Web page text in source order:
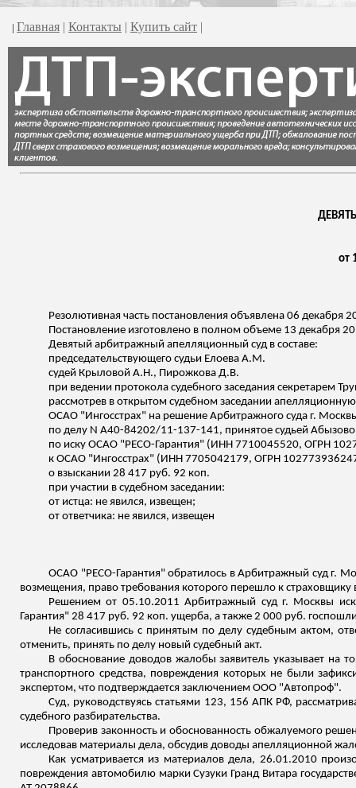
| Главная | Контакты | Купить сайт |
от
Резолютивная часть постановления объявлена 06 декабря
Постановление изготовлено в полном объеме 13 декабря
Девятый арбитражный апелляционный суд в составе:
председательствующего судьи Елоева А.М.
судей Крыловой А.Н., Пирожкова Д.В.
при ведении протокола судебного заседания секретарем
рассмотрев в открытом судебном заседании
ОСАО "Ингосстрах" на решение Арбитражного суда г.
по делу N А40-84202/11-137-141, принятое судьей
по иску ОСАО "РЕСО-Гарантия" (ИНН 7710045520, ОГРН
к ОСАО "Ингосстрах" (ИНН 7705042179, ОГРН
о взыскании 28 417 руб. 92 коп.
при участии в судебном заседании:
от истца: не явился, извещен;
от ответчика: не явился, извещен
ОСАО "РЕСО-Гарантия" обратилось в Арбитражный суд г.
возмещения, право требования которого перешло к страховщику
Решением от 05.10.2011 Арбитражный суд г. Москвы
Гарантия" 28 417 руб. 92 коп. ущерба, а также 2 000 руб.
Не согласившись с принятым по делу судебным актом,
отменить, принять по делу новый судебный акт.
В обоснование доводов жалобы заявитель указывает на
транспортного средства, повреждения которых не были
экспертом, что подтверждается заключением ООО "Автопроф".
Суд, руководствуясь статьями 123, 156 АПК РФ,
судебного разбирательства.
Проверив законность и обоснованность обжалуемого
исследовав материалы дела, обсудив доводы апелляционной
Как усматривается из материалов дела, 26.01.2010
повреждения автомобилю маркиСузуки Гранд Витара